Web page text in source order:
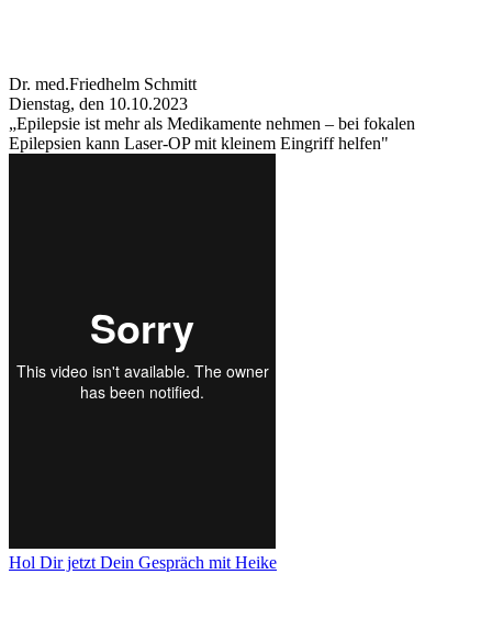
Dr. med.Friedhelm Schmitt
Dienstag, den 10.10.2023
„Epilepsie ist mehr als Medikamente nehmen – bei fokalen
Epilepsien kann Laser-OP mit kleinem Eingriff helfen"
Hol Dir jetzt Dein Gespräch mit Heike